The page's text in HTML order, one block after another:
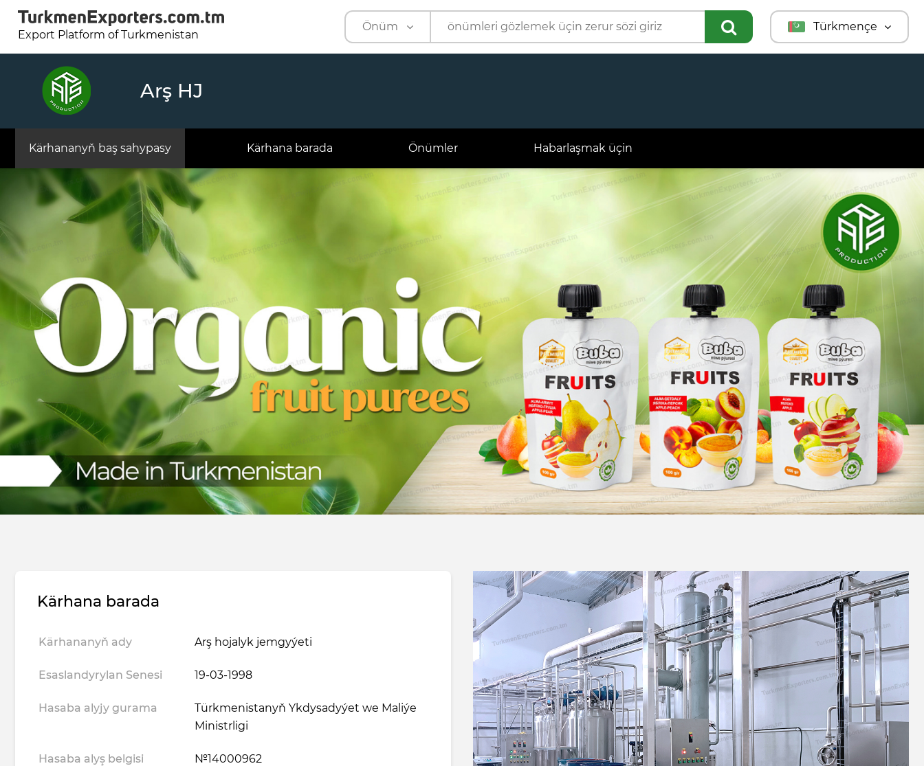
Export Platform of Turkmenistan
Önüm
Önüm
Türkmençe
English
Arş HJ
Kärhananyň baş sahypasy Kärhana barada Önümler Habarlaşmak üçin
Kärhana barada
Kärhananyň ady Arş hojalyk jemgyýeti
Esaslandyrylan Senesi 19-03-1998
Hasaba alyjy gurama
Türkmenistanyň Ykdysadyýet we Maliýe
Ministrligi
Hasaba alyş belgisi №14000962